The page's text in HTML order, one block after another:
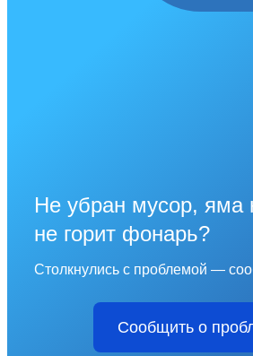
Не убран мусор, яма
не горит фонарь?
Столкнулись с проблемой —
Сообщить о